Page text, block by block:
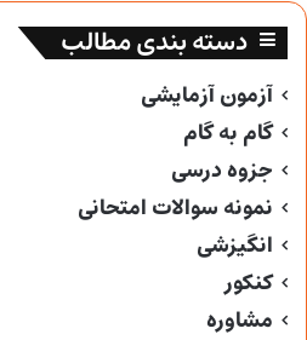
دسته بندی مطالب
آزمون آزمایشی
گام به گام
جزوه درسی
نمونه سوالات امتحانی
انگیزشی
کنکور
مشاوره